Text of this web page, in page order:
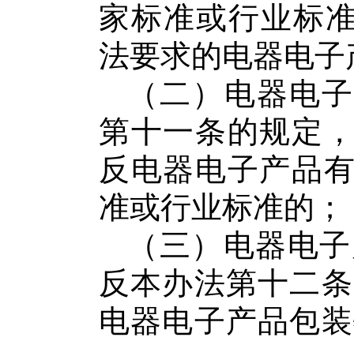
家标准或行业标
法要求的电器电
（二） 电器电
第十一条的规定
反 电器电子产品
准或行业标准的；
（三） 电器电
反本办法第十二
电器电子产品包